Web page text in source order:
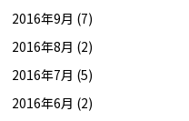
2016年9月 (7)
2016年8月 (2)
2016年7月 (5)
2016年6月 (2)